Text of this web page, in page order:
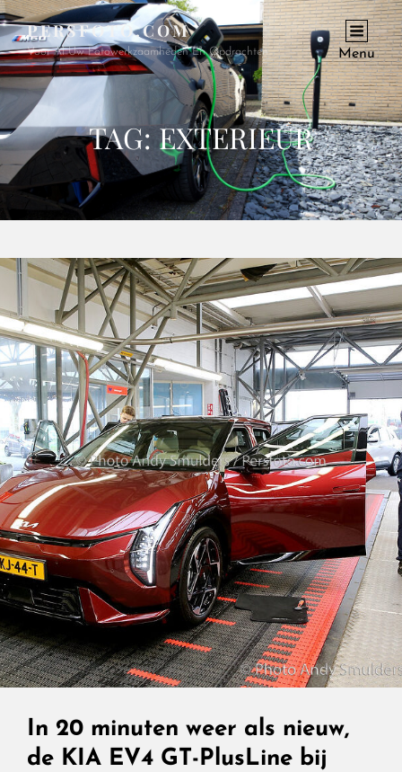
PERSFOTO.COM
Voor Al Uw Fotowerkzaamheden En Opdrachten Menu
TAG:EXTERIEUR
In 20 minuten weer als nieuw,
de KIA EV4 GT-PlusLine bij